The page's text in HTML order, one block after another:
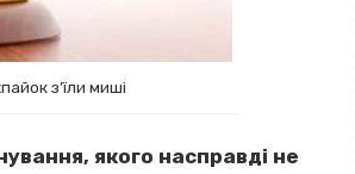
з’їли миші
якого насправді не